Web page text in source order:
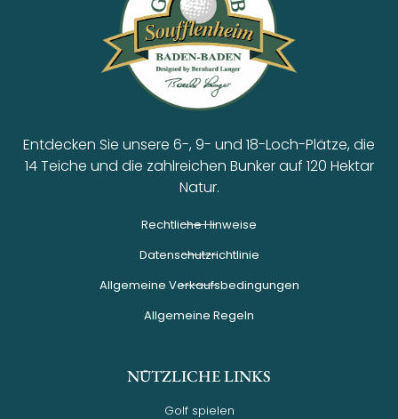
Entdecken Sie unsere 6-, 9- und 18-Loch-Plätze, die
14 Teiche und die zahlreichen Bunker auf 120 Hektar
Natur.
Rechtliche Hinweise
Datenschutzrichtlinie
Allgemeine Verkaufsbedingungen
Allgemeine Regeln
NÜTZLICHE LINKS
Golf spielen